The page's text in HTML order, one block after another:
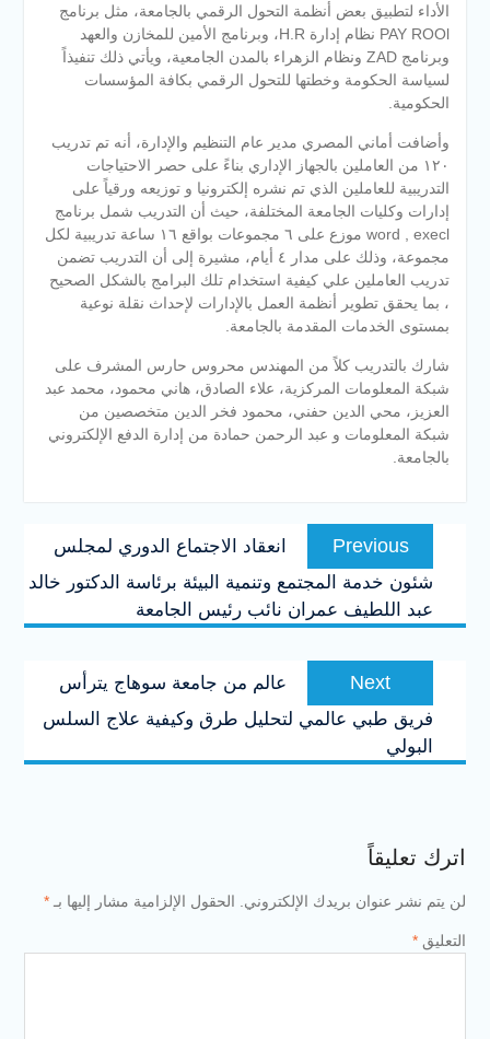
الأداء لتطبيق بعض أنظمة التحول الرقمي بالجامعة، مثل برنامج
PAY ROOl نظام إدارة H.R، وبرنامج الأمين للمخازن والعهد
وبرنامج ZAD ونظام الزهراء بالمدن الجامعية، ويأتي ذلك تنفيذاً
لسياسة الحكومة وخطتها للتحول الرقمي بكافة المؤسسات
الحكومية.
وأضافت أماني المصري مدير عام التنظيم والإدارة، أنه تم تدريب
١٢٠ من العاملين بالجهاز الإداري بناءً على حصر الاحتياجات
التدريبية للعاملين الذي تم نشره إلكترونيا و توزيعه ورقياً على
إدارات وكليات الجامعة المختلفة، حيث أن التدريب شمل برنامج
word , execl موزع على ٦ مجموعات بواقع ١٦ ساعة تدريبية لكل
مجموعة، وذلك على مدار ٤ أيام، مشيرة إلى أن التدريب تضمن
تدريب العاملين علي كيفية استخدام تلك البرامج بالشكل الصحيح
، بما يحقق تطوير أنظمة العمل بالإدارات لإحداث نقلة نوعية
بمستوى الخدمات المقدمة بالجامعة.
شارك بالتدريب كلاً من المهندس محروس حارس المشرف على
شبكة المعلومات المركزية، علاء الصادق، هاني محمود، محمد عبد
العزيز، محي الدين حفني، محمود فخر الدين متخصصين من
شبكة المعلومات و عبد الرحمن حمادة من إدارة الدفع الإلكتروني
بالجامعة.
تصفّح
المقالاتPrevious
Previous
post:
انعقاد الاجتماع الدوري لمجلس
شئون خدمة المجتمع وتنمية البيئة برئاسة الدكتور خالد
عبد اللطيف عمران نائب رئيس الجامعة
Next
Next
post:
عالم من جامعة سوهاج يترأس
فريق طبي عالمي لتحليل طرق وكيفية علاج السلس
البولي
اترك تعليقاً
لن يتم نشر عنوان بريدك الإلكتروني. الحقول الإلزامية مشار إليها بـ *
التعليق *